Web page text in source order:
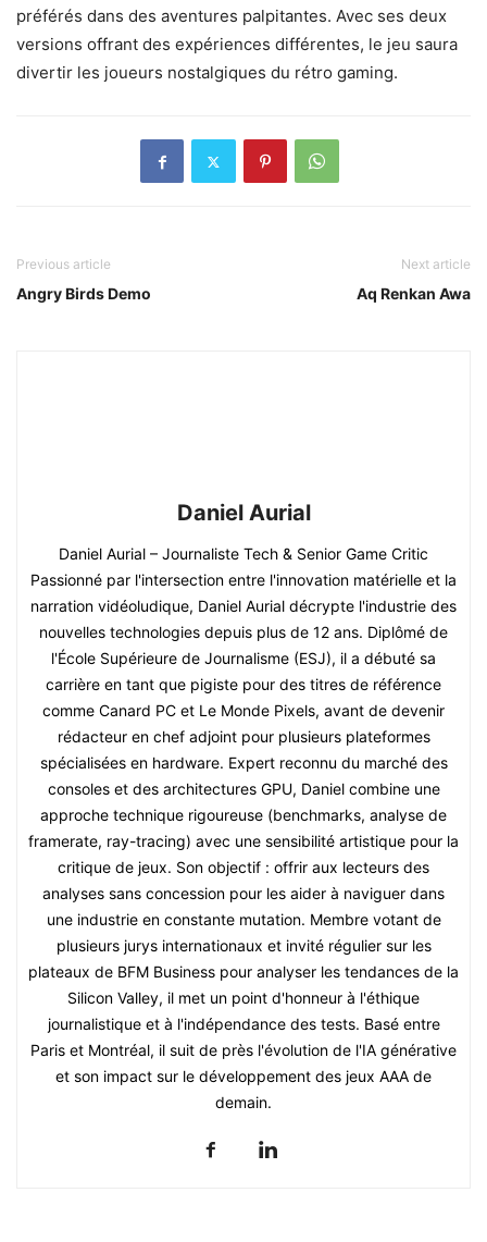
préférés dans des aventures palpitantes. Avec ses deux
versions offrant des expériences différentes, le jeu saura
divertir les joueurs nostalgiques du rétro gaming.
Previous article
Angry Birds Demo
Next article
Aq Renkan Awa
Daniel Aurial
Daniel Aurial – Journaliste Tech & Senior Game Critic
Passionné par l'intersection entre l'innovation matérielle et la
narration vidéoludique, Daniel Aurial décrypte l'industrie des
nouvelles technologies depuis plus de 12 ans. Diplômé de
l'École Supérieure de Journalisme (ESJ), il a débuté sa
carrière en tant que pigiste pour des titres de référence
comme Canard PC et Le Monde Pixels, avant de devenir
rédacteur en chef adjoint pour plusieurs plateformes
spécialisées en hardware. Expert reconnu du marché des
consoles et des architectures GPU, Daniel combine une
approche technique rigoureuse (benchmarks, analyse de
framerate, ray-tracing) avec une sensibilité artistique pour la
critique de jeux. Son objectif : offrir aux lecteurs des
analyses sans concession pour les aider à naviguer dans
une industrie en constante mutation. Membre votant de
plusieurs jurys internationaux et invité régulier sur les
plateaux de BFM Business pour analyser les tendances de la
Silicon Valley, il met un point d'honneur à l'éthique
journalistique et à l'indépendance des tests. Basé entre
Paris et Montréal, il suit de près l'évolution de l'IA générative
et son impact sur le développement des jeux AAA de
demain.